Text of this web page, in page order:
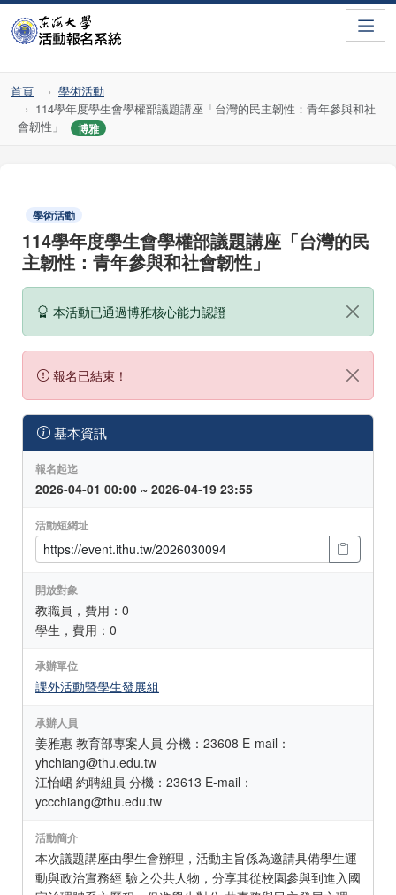
首頁
學術活動
114學年度學生會學權部議題講座「台灣的民主韌性：青年參與和社
會韌性」
博雅
學術活動
114學年度學生會學權部議題講座「台灣的民
主韌性：青年參與和社會韌性」
本活動已通過博雅核心能力認證
報名已結束！
基本資訊
報名起迄
2026-04-01 00:00 ~ 2026-04-19 23:55
活動短網址
開放對象
教職員，費用：0
學生，費用：0
承辦單位
課外活動暨學生發展組
承辦人員
姜雅惠 教育部專案人員 分機：23608 E-mail：
yhchiang@thu.edu.tw
江怡峮 約聘組員 分機：23613 E-mail：
yccchiang@thu.edu.tw
活動簡介
本次議題講座由學生會辦理，活動主旨係為邀請具備學生運
動與政治實務經 驗之公共人物，分享其從校園參與到進入國